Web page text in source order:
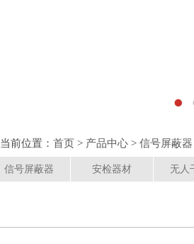
当前位置： 首页 > 产品中心 > 信号屏蔽器
信号屏蔽器 安检器材 无人